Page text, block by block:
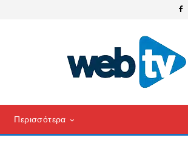
Περισσότερα